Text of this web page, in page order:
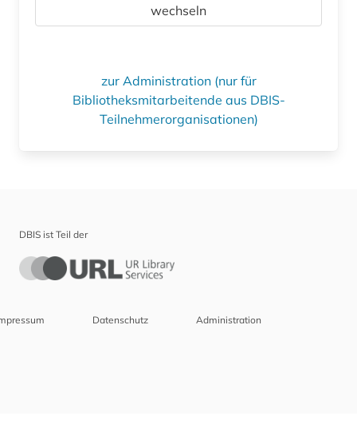
wechseln
zur Administration (nur für
Bibliotheksmitarbeitende aus DBIS-
Teilnehmerorganisationen)
DBIS ist Teil der
Datenschutz Administration